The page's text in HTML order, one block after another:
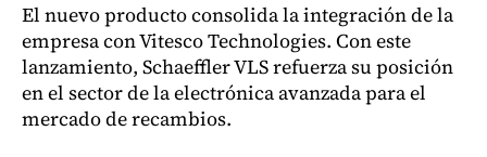
El nuevo producto consolida la integración de la
empresa con Vitesco Technologies. Con este
lanzamiento, Schaeffler VLS refuerza su posición
en el sector de la electrónica avanzada para el
mercado de recambios.